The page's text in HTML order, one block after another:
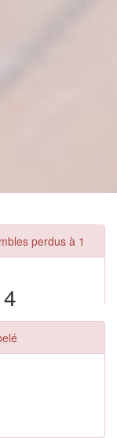
perdus à 1